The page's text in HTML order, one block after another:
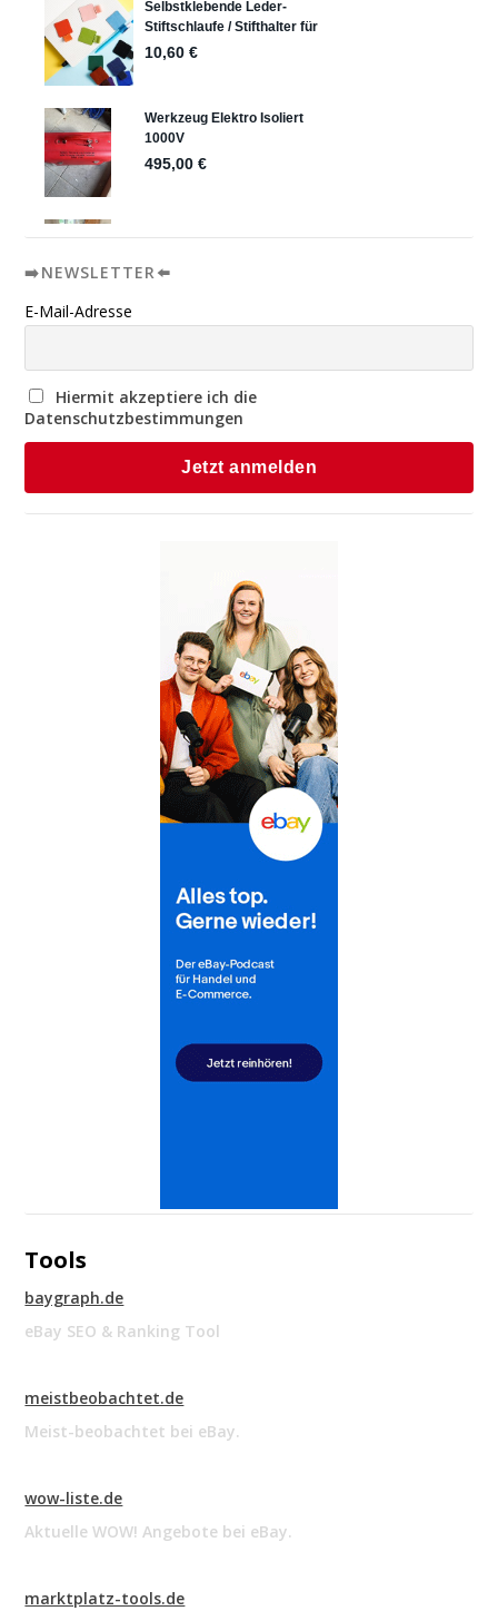
➡️NEWSLETTER⬅️
E-Mail-Adresse
Hiermit akzeptiere ich die
Datenschutzbestimmungen
Tools
baygraph.de
eBay SEO & Ranking Tool
meistbeobachtet.de
Meist-beobachtet bei eBay.
wow-liste.de
Aktuelle WOW! Angebote bei eBay.
marktplatz-tools.de